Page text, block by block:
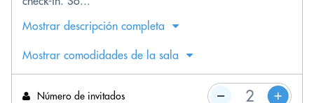
Mostrar descripción completa
Mostrar comodidades de la sala
Número de invitados